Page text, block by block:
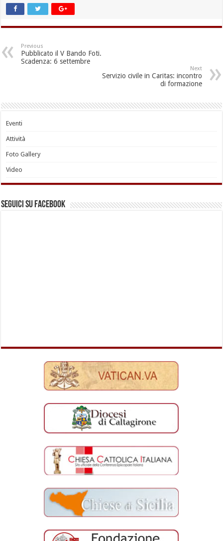
Previous
Pubblicato il V Bando Foti.
Scadenza: 6 settembre
Next
Servizio civile in Caritas: incontro
di formazione
Eventi
Attività
Foto Gallery
Video
Seguici su Facebook